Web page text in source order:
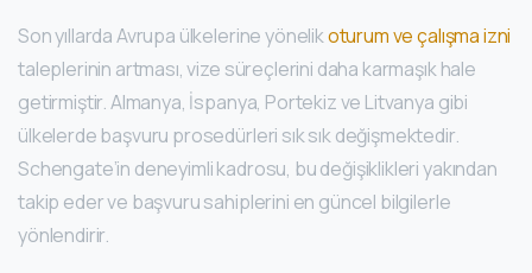
Son yıllarda Avrupa ülkelerine yönelikoturum ve çalışma izni
taleplerinin artması, vize süreçlerini daha karmaşık hale
getirmiştir. Almanya, İspanya, Portekiz ve Litvanya gibi
ülkelerde başvuru prosedürleri sık sık değişmektedir.
Schengate’in deneyimli kadrosu, bu değişiklikleri yakından
takip eder ve başvuru sahiplerini en güncel bilgilerle
yönlendirir.